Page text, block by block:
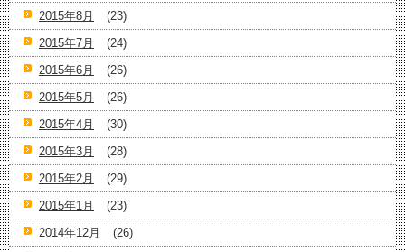
2015年8月
(23)
2015年7月
(24)
2015年6月
(26)
2015年5月
(26)
2015年4月
(30)
2015年3月
(28)
2015年2月
(29)
2015年1月
(23)
2014年12月
(26)